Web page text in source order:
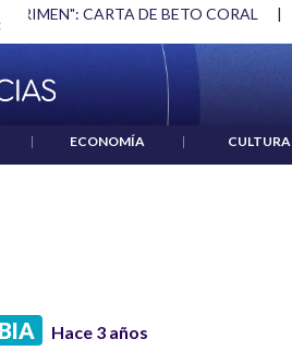
CRIMEN": CARTA DE BETO CORAL |
| ECONOMÍA | CULTURA
Hace 3 años